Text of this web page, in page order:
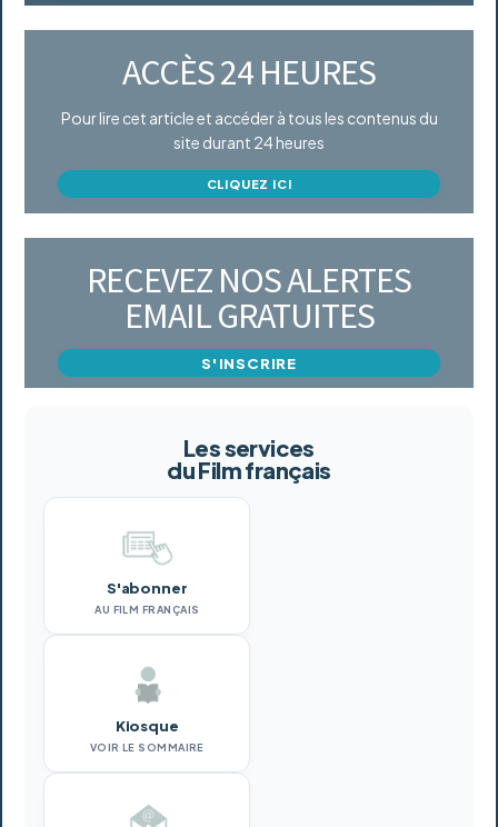
ACCÈS 24 HEURES
Pour lire cet article et accéder à tous les contenus du
site durant 24 heures
CLIQUEZ ICI
RECEVEZ NOS ALERTES
EMAIL GRATUITES
S'INSCRIRE
Les services
du Film français
S'abonner
AU FILM FRANÇAIS
Kiosque
VOIR LE SOMMAIRE